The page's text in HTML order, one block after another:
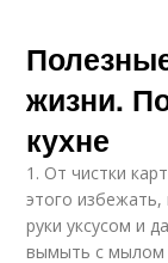
жизни.
кухне
1. От чистки
этого
руки уксусом и
вымыть с мылом